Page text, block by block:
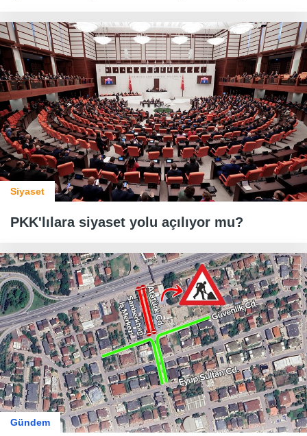
Siyaset
PKK'lılara siyaset yolu açılıyor mu?
Gündem